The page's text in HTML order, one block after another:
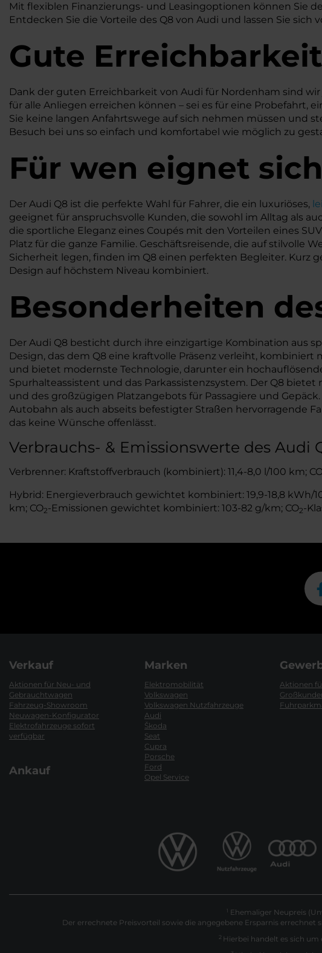
Mit flexiblen Finanzierungs- und Leasingoptionen können Sie
Entdecken Sie die Vorteile des Q8 von Audi und lassen Sie
Gute Erreichbarkeit
Dank der guten Erreichbarkeit von Audi für Nordenham sind
für alle Anliegen erreichen können – sei es für eine Probefahrt,
Sie keine langen Anfahrtswege auf sich nehmen müssen und
Besuch bei uns so einfach und komfortabel wie möglich zu
Für wen eignet
Der Audi Q8 ist die perfekte Wahl für Fahrer, die ein luxuriöses,
geeignet für anspruchsvolle Kunden, die sowohl im Alltag als
die sportliche Eleganz eines Coupés mit den Vorteilen eines
Platz für die ganze Familie. Geschäftsreisende, die auf stilvolle
Sicherheit legen, finden im Q8 einen perfekten Begleiter. Kurz
Design auf höchstem Niveau kombiniert.
Besonderheiten
Der Audi Q8 besticht durch ihre einzigartige Kombination aus
Design, das dem Q8 eine kraftvolle Präsenz verleiht,
und bietet modernste Technologie, darunter ein
Spurhalteassistent und das Parkassistenzsystem. Der Q8
und des großzügigen Platzangebots für Passagiere und
Autobahn als auch abseits befestigter Straßen hervorragende
das keine Wünsche offenlässt.
Verbrauchs- & Emissionswerte des Audi
Verbrenner: Kraftstoffverbrauch (kombiniert): 11,4-8,0 l/100 km;
Hybrid: Energieverbrauch gewichtet kombiniert: 19,9-18,8 kWh/
km; CO2-Emissionen gewichtet kombiniert: 103-82 g/km; CO2-
Verkauf
Aktionen für Neu- und
Gebrauchtwagen
Fahrzeug-Showroom
Neuwagen-Konfigurator
Elektrofahrzeuge sofort
verfügbar
Ankauf
Marken
Elektromobilität
Volkswagen
Volkswagen Nutzfahrzeuge
Audi
Škoda
Seat
Cupra
Porsche
Ford
Opel Service
Aktionen
1 Ehemaliger Neupreis
Der errechnete Preisvorteil sowie die angegebene Ersparnis
2 Hierbei handelt es sich